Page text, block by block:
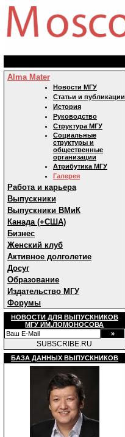
Alma Mater
Новости МГУ
Статьи и публикации
История
Руководство
Структура МГУ
Социальные
структуры и
общественные
организации
Атрибутика МГУ
Галерея
Работа и карьера
Выпускники
Выпускники ВМиК
Канада (+США)
Бизнес
Женский клуб
Активное долголетие
Досуг
Образование
Издательство МГУ
Форумы
НОВОСТИ ДЛЯ ВЫПУСКНИКОВ
МГУ ИМ.ЛОМОНОСОВА
SUBSCRIBE.RU
БАЗА ДАННЫХ ВЫПУСКНИКОВ